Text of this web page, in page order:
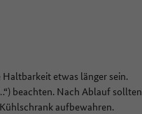
Haltbarkeit etwas länger sein.
beachten. Nach Ablauf sollten
aufbewahren.